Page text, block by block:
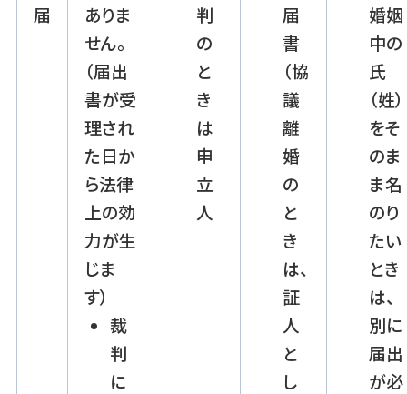
届
ありま
せん。
（届出
書が受
理され
た日か
ら法律
上の効
力が生
じま
す）
裁
判
に
判
の
と
き
は
申
立
人
届
書
（協
議
離
婚
の
と
き
は、
証
人
と
し
婚姻
中の
氏
（姓）
をそ
のま
ま名
のり
たい
とき
は、
別に
届出
が必